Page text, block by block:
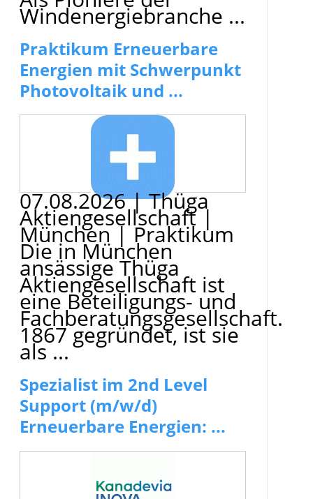
Windenergiebranche ...
Praktikum Erneuerbare
Energien mit Schwerpunkt
Photovoltaik und ...
07.08.2026|Thüga
Aktiengesellschaft|
München|Praktikum
Die in München
ansässige Thüga
Aktiengesellschaft ist
eine Beteiligungs- und
Fachberatungsgesellschaft.
1867 gegründet, ist sie
als ...
Spezialist im 2nd Level
Support (m/w/d)
Erneuerbare Energien: ...